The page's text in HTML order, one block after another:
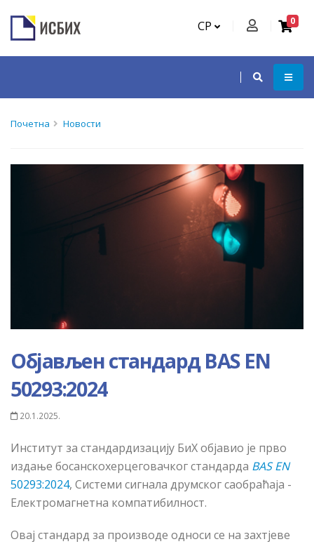
СР 0
Почетна Новости
Објављен стандард BAS EN
50293:2024
20.1.2025.
Институт за стандардизацију БиХ објавио је прво
издање босанскохерцеговачког стандарда BAS EN
50293:2024, Системи сигнала друмског саобраћаја -
Електромагнетна компатибилност.
Овај стандард за производе односи се на захтјеве